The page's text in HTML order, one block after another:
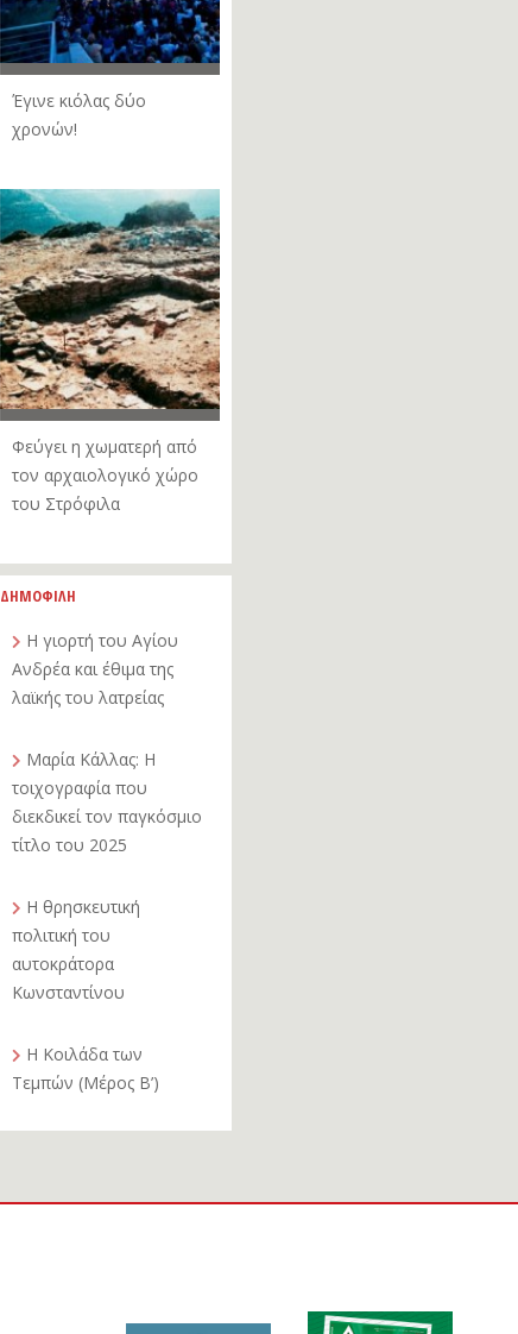
Έγινε κιόλας δύο
χρονών!
Φεύγει η χωματερή από
τον αρχαιολογικό χώρο
του Στρόφιλα
ΔΗΜΟΦΙΛΗ
Η γιορτή του Αγίου
Ανδρέα και έθιμα της
λαϊκής του λατρείας
Μαρία Κάλλας: Η
τοιχογραφία που
διεκδικεί τον παγκόσμιο
τίτλο του 2025
Η θρησκευτική
πολιτική του
αυτοκράτορα
Κωνσταντίνου
Η Κοιλάδα των
Τεμπών (Μέρος Β’)